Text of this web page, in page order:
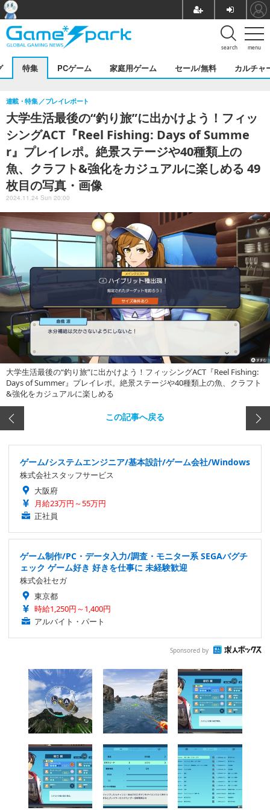
menu
search
特集 PCゲーム 家庭用ゲーム セール/無料 カルチャ
大学生活最後の“釣り旅”に出かけよう！フィッ
シングACT『Reel Fishing: Days of Summe
r』プレイレポ。絶景ステージや40種類上の
魚、クラフト&強化をカジュアルに楽しめる 49
枚目の写真・画像
連載・特集 プレイレポート
2024.11.24 Sun 20:00
大学生活最後の“釣り旅”に出かけよう！フィッシングACT『Reel Fishing:
Days of Summer』プレイレポ。絶景ステージや40種類上の魚、クラフト
&強化をカジュアルに楽しめる
この記事へ戻る
ゲーム/システムエンジニア/基本設計/ゲーム会社/Windows
株式会社スタッフサービス
大阪府
月給23万円～55万円
正社員
ゲーム制作/PC・データ入力/調査・モニター系 SEGAバグチ
ェック ゲーム好き 好きを仕事に 未経験歓迎
株式会社セガ
東京都
時給1,250円～1,400円
アルバイト・パート
Sponsored by